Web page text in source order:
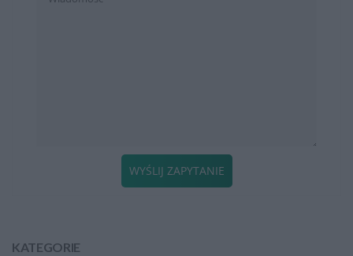
KATEGORIE
WYŚLIJ ZAPYTANIE